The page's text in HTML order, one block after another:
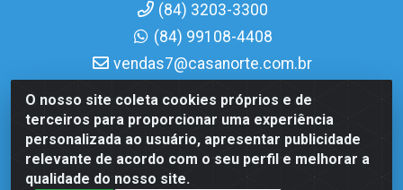
O nosso site coleta cookies próprios e de
terceiros para proporcionar uma experiência
personalizada ao usuário, apresentar publicidade
relevante de acordo com o seu perfil e melhorar a
qualidade do nosso site.
(84) 3203-3300
(84) 99108-4408
vendas7@casanorte.com.br
Casa Norte LTDA - Av. Interventor Mário Câmara, 1815 -
Dix-Sept Rosado, Natal/RN - CEP 59054-600 - CNPJ
08.713.513/0001-51